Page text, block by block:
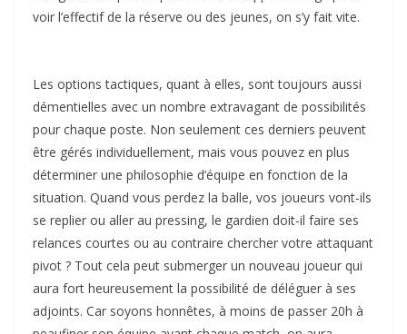
voir l’effectif de la réserve ou des jeunes, on s’y fait vite.
Les options tactiques, quant à elles, sont toujours aussi
démentielles avec un nombre extravagant de possibilités
pour chaque poste. Non seulement ces derniers peuvent
être gérés individuellement, mais vous pouvez en plus
déterminer une philosophie d’équipe en fonction de la
situation. Quand vous perdez la balle, vos joueurs vont-ils
se replier ou aller au pressing, le gardien doit-il faire ses
relances courtes ou au contraire chercher votre attaquant
pivot ? Tout cela peut submerger un nouveau joueur qui
aura fort heureusement la possibilité de déléguer à ses
adjoints. Car soyons honnêtes, à moins de passer 20h à